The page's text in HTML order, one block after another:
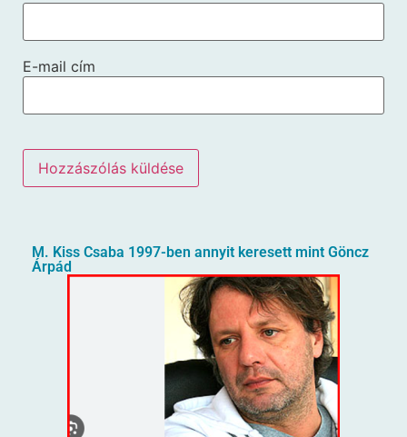
E-mail cím
M. Kiss Csaba 1997-ben annyit keresett mint Göncz
Árpád